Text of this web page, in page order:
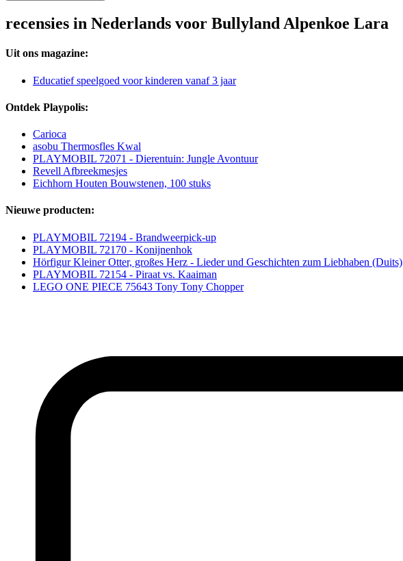
recensies in Nederlands voor Bullyland Alpenkoe Lara
Uit ons magazine:
Educatief speelgoed voor kinderen vanaf 3 jaar
Ontdek Playpolis:
Carioca
asobu Thermosfles Kwal
PLAYMOBIL 72071 - Dierentuin: Jungle Avontuur
Revell Afbreekmesjes
Eichhorn Houten Bouwstenen, 100 stuks
Nieuwe producten:
PLAYMOBIL 72194 - Brandweerpick-up
PLAYMOBIL 72170 - Konijnenhok
Hörfigur Kleiner Otter, großes Herz - Lieder und Geschichten zum Liebhaben (Duits)
PLAYMOBIL 72154 - Piraat vs. Kaaiman
LEGO ONE PIECE 75643 Tony Tony Chopper